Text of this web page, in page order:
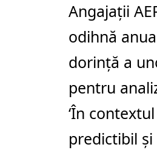
Angajații
odihnă
dorință a
pentru
‘În
predictibil